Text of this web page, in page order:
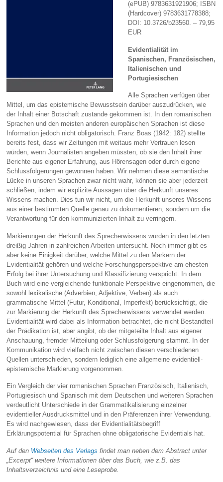
(ePUB) 9783631921906; ISBN
(Hardcover) 9783631778388;
DOI: 10.3726/b23560. – 79,95
EUR
Evidentialität im
Spanischen, Französischen,
Italienischen und
Portugiesischen
Alle Sprachen verfügen über
Mittel, um das epistemische Bewusstsein darüber auszudrücken, wie
der Inhalt einer Botschaft zustande gekommen ist. In den romanischen
Sprachen und den meisten anderen europäischen Sprachen ist diese
Information jedoch nicht obligatorisch. Franz Boas (1942: 182) stellte
bereits fest, dass wir Zeitungen mit weitaus mehr Vertrauen lesen
würden, wenn Journalisten angeben müssten, ob sie den Inhalt ihrer
Berichte aus eigener Erfahrung, aus Hörensagen oder durch eigene
Schlussfolgerungen gewonnen haben. Wir nehmen diese semantische
Lücke in unseren Sprachen zwar nicht wahr, können sie aber jederzeit
schließen, indem wir explizite Aussagen über die Herkunft unseres
Wissens machen. Dies tun wir nicht, um die Herkunft unseres Wissens
aus einer bestimmten Quelle genau zu dokumentieren, sondern um die
Verantwortung für den kommunizierten Inhalt zu verringern.
Markierungen der Herkunft des Sprecherwissens wurden in den letzten
dreißig Jahren in zahlreichen Arbeiten untersucht. Noch immer gibt es
aber keine Einigkeit darüber, welche Mittel zu den Markern der
Evidentialität gehören und welche Forschungsperspektive am ehesten
Erfolg bei ihrer Untersuchung und Klassifizierung verspricht. In dem
Buch wird eine vergleichende funktionale Perspektive eingenommen, die
sowohl lexikalische (Adverbien, Adjektive, Verben) als auch
grammatische Mittel (Futur, Konditional, Imperfekt) berücksichtigt, die
zur Markierung der Herkunft des Sprecherwissens verwendet werden.
Evidentialität wird dabei als Information betrachtet, die nicht Bestandteil
der Prädikation ist, aber angibt, ob der mitgeteilte Inhalt aus eigener
Anschauung, fremder Mitteilung oder Schlussfolgerung stammt. In der
Kommunikation wird vielfach nicht zwischen diesen verschiedenen
Quellen unterschieden, sondern lediglich eine allgemeine evidentiell-
epistemische Markierung vorgenommen.
Ein Vergleich der vier romanischen Sprachen Französisch, Italienisch,
Portugiesisch und Spanisch mit dem Deutschen und weiteren Sprachen
verdeutlicht Unterschiede in der Grammatikalisierung einzelner
evidentieller Ausdrucksmittel und in den Präferenzen ihrer Verwendung.
Es wird nachgewiesen, dass der Evidentialitätsbegriff
Erklärungspotential für Sprachen ohne obligatorische Evidentials hat.
Auf den Webseiten des Verlags findet man neben dem Abstract unter
„Excerpt“ weitere Informationen über das Buch, wie z.B. das
Inhaltsverzeichnis und eine Leseprobe.